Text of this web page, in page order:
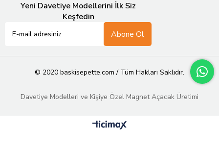
Yeni Davetiye Modellerini İlk Siz
Keşfedin
Abone Ol
© 2020 baskisepette.com / Tüm Hakları Saklıdır.
Davetiye Modelleri ve Kişiye Özel Magnet Açacak Üretimi